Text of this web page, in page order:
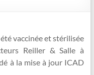
vaccinée et stérilisée
Reiller & Salle à
à la mise à jour ICAD